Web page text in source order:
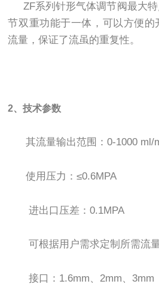
ZF系列针形气体调节阀最大特
节双重功能于一体，可以方便的
流量，保证了流虽的重复性。
2、技术参数
其流量输出范围：0-1000 ml/
使用压力：≤0.6MPA
进出口压差：0.1MPA
可根据用户需求定制所需流
接口：1.6mm、2mm、3mm